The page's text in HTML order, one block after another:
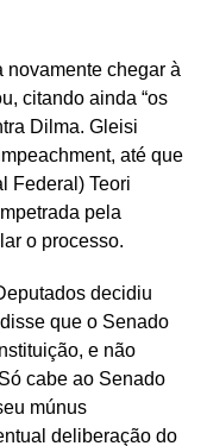
novamente chegar à
citando ainda “os
Dilma. Gleisi
até que
Federal) Teori
pela
o processo.
decidiu
que o Senado
e não
cabe ao Senado
múnus
deliberação do